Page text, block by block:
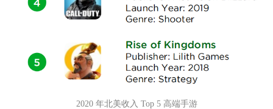
2020 年北美收入 Top 5 高端手游